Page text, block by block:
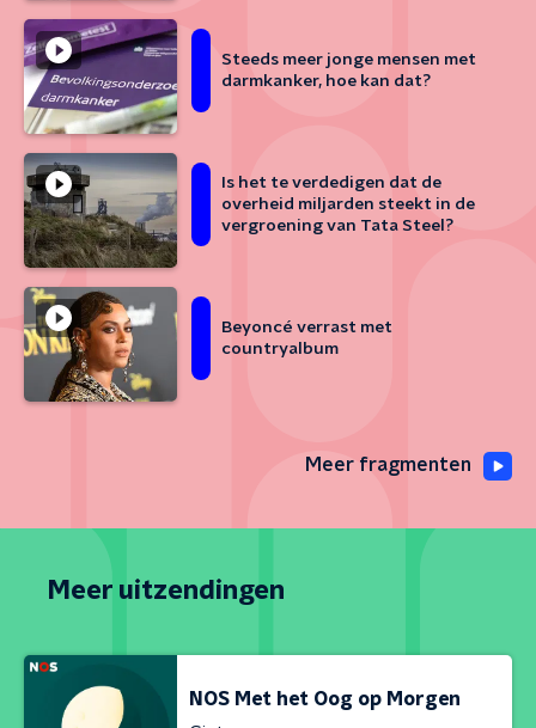
Steeds meer jonge mensen met
darmkanker, hoe kan dat?
Is het te verdedigen dat de
overheid miljarden steekt in de
vergroening van Tata Steel?
Beyoncé verrast met
countryalbum
Meer fragmenten
Meer uitzendingen
NOS Met het Oog op Morgen